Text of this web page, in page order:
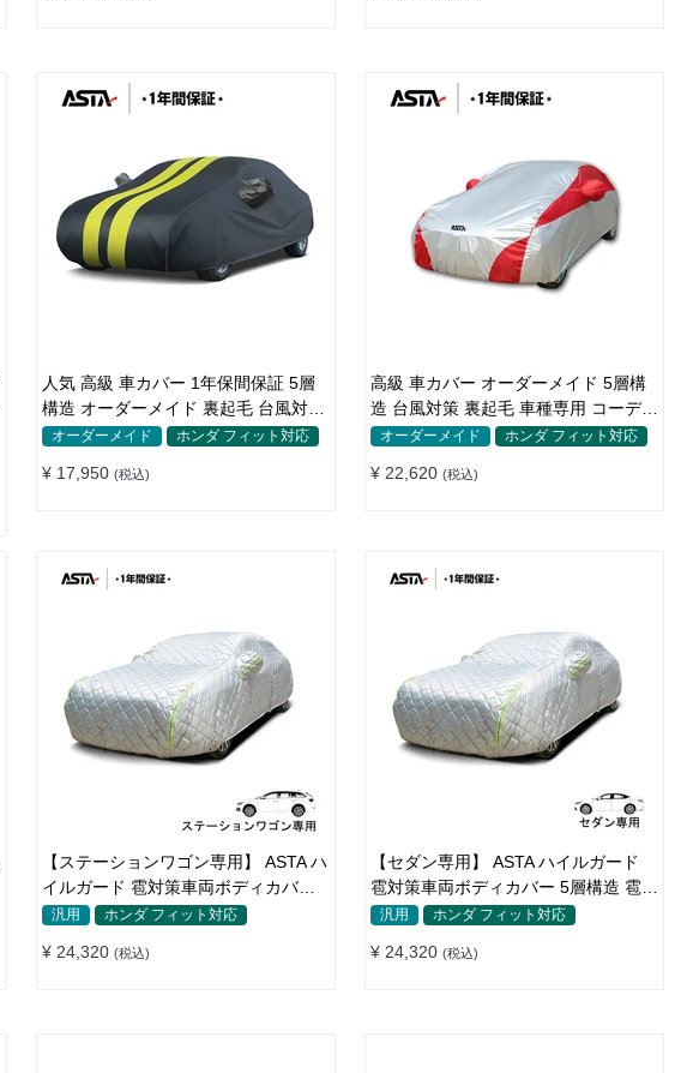
人気 高級 車カバー 1年保間保証 5層
構造 オーダーメイド 裏起毛 台風対策
防水 コーディング保護
オーダーメイド ホンダ フィット対応
¥ 17,950 (税込)
高級 車カバー オーダーメイド 5層構
造 台風対策 裏起毛 車種専用 コーディ
ング保護 日焼け防止
オーダーメイド ホンダ フィット対応
¥ 22,620 (税込)
【ステーションワゴン専用】 ASTA ハ
イルガード 雹対策車両ボディカバー 5
層構造 雹対策 厚手 凍結防止 防雪防風
汎用 ホンダ フィット対応
¥ 24,320 (税込)
【セダン専用】 ASTA ハイルガード
雹対策車両ボディカバー 5層構造 雹対
策 厚手 凍結防止 防雪防風 極厚 防風
汎用 ホンダ フィット対応
¥ 24,320 (税込)